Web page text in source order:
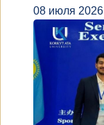
08 июля 2026